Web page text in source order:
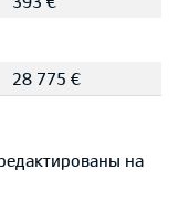
28 775 €
на